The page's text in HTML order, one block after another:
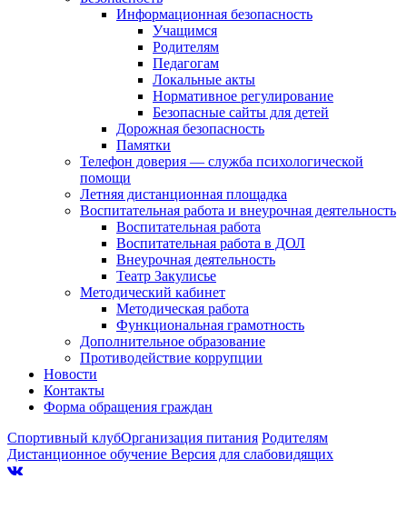
Информационная безопасность
Учащимся
Родителям
Педагогам
Локальные акты
Нормативное регулирование
Безопасные сайты для детей
Дорожная безопасность
Памятки
Телефон доверия — служба психологической
помощи
Летняя дистанционная площадка
Воспитательная работа и внеурочная деятельность
Воспитательная работа
Воспитательная работа в ДОЛ
Внеурочная деятельность
Театр Закулисье
Методический кабинет
Методическая работа
Функциональная грамотность
Дополнительное образование
Противодействие коррупции
Новости
Контакты
Форма обращения граждан
Спортивный клубОрганизация питания Родителям
Дистанционное обучение Версия для слабовидящих